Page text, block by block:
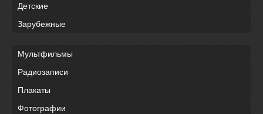
Детские
Зарубежные
Мультфильмы
Радиозаписи
Плакаты
Фотографии